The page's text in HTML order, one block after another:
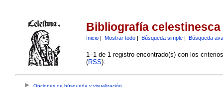
Bibliografía celestinesca
Inicio| Mostrar todo| Búsqueda simple| Búsqueda
1–1 de 1 registro encontrado(s) con los
(RSS):